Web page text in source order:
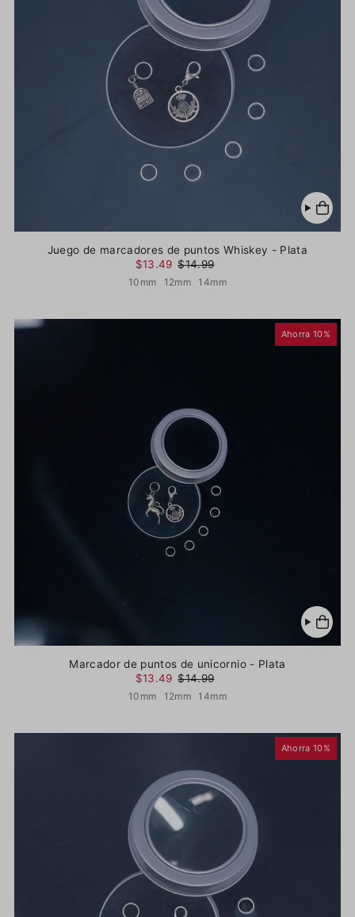
Juego de marcadores de puntos Whiskey - Plata
$13.49 $14.99
10mm 12mm 14mm
Ahorra 10%
Marcador de puntos de unicornio - Plata
$13.49 $14.99
10mm 12mm 14mm
Ahorra 10%